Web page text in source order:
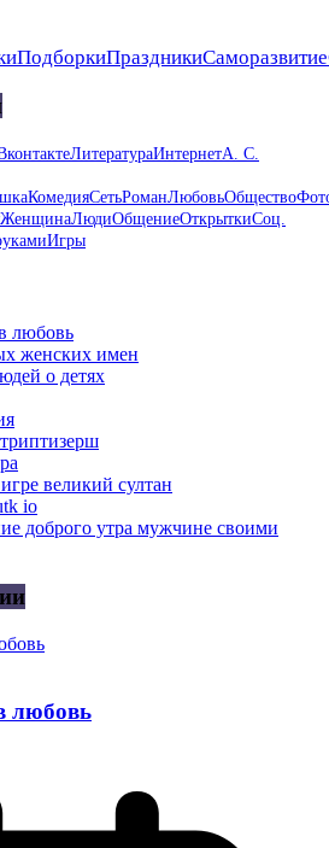
ПодборкиПраздникиСаморазвитие
ЛитератураИнтернетА. С.
КомедияСетьРоманЛюбовьОбщество
ЖенщинаЛюдиОбщениеОткрыткиСоц.
Игры
любовь
женских имен
о детях
великий султан
io
доброго утра мужчине своими
любовь